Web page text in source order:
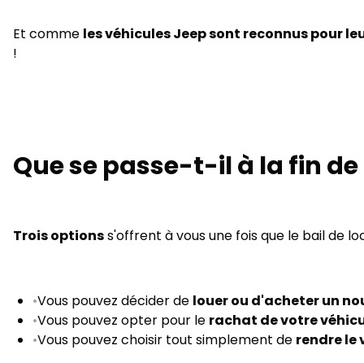
Et comme les véhicules Jeep sont reconnus pour
!
Que se passe-t-il à la fin
Trois optionss'offrent à vous une fois que le bail de
•Vous pouvez décider de louer ou d'acheter un
•Vous pouvez opter pour le rachat de votre
•Vous pouvez choisir tout simplement de rendre le